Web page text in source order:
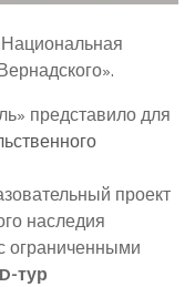
представило для
проект
наследия
ограниченными
тур